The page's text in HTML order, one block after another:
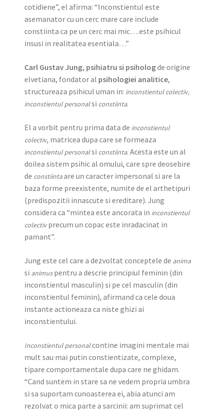
cotidiene”, el afirma: “Inconstientul este
asemanator cu un cerc mare care include
constiinta ca pe un cerc mai mic….este psihicul
insusi in realitatea esentiala…”
Carl Gustav Jung, psihiatru si psihologde origine
elvetiana, fondator al psihologiei analitice,
structureaza psihicul uman in: inconstientul colectiv,
inconstientul personalsi constiinta.
El a vorbit pentru prima data de inconstientul
colectiv, matricea dupa care se formeaza
inconstientul personalsi constiinta. Acesta este un al
doilea sistem psihic al omului, care spre deosebire
de constiintaare un caracter impersonal si are la
baza forme preexistente, numite de el arthetipuri
(predispozitii innascute si ereditare). Jung
considera ca “mintea este ancorata in inconstientul
colectivprecum un copac este inradacinat in
pamant”.
Jung este cel care a dezvoltat conceptele de anima
si animuspentru a descrie principiul feminin (din
inconstientul masculin) si pe cel masculin (din
inconstientul feminin), afirmand ca cele doua
instante actioneaza ca niste ghizi ai
inconstientului.
Inconstientul personalcontine imagini mentale mai
mult sau mai putin constientizate, complexe,
tipare comportamentale dupa care ne ghidam.
“Cand suntem in stare sa ne vedem propria umbra
si sa suportam cunoasterea ei, abia atunci am
rezolvat o mica parte a sarcinii: am suprimat cel